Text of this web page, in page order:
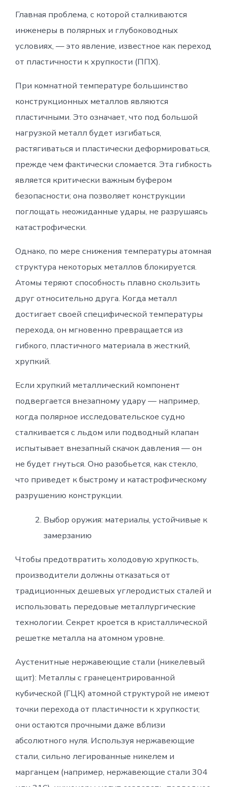
Главная проблема, с которой сталкиваются
инженеры в полярных и глубоководных
условиях, — это явление, известное как переход
от пластичности к хрупкости (ППХ).
При комнатной температуре большинство
конструкционных металлов являются
пластичными. Это означает, что под большой
нагрузкой металл будет изгибаться,
растягиваться и пластически деформироваться,
прежде чем фактически сломается. Эта гибкость
является критически важным буфером
безопасности; она позволяет конструкции
поглощать неожиданные удары, не разрушаясь
катастрофически.
Однако, по мере снижения температуры атомная
структура некоторых металлов блокируется.
Атомы теряют способность плавно скользить
друг относительно друга. Когда металл
достигает своей специфической температуры
перехода, он мгновенно превращается из
гибкого, пластичного материала в жесткий,
хрупкий.
Если хрупкий металлический компонент
подвергается внезапному удару — например,
когда полярное исследовательское судно
сталкивается с льдом или подводный клапан
испытывает внезапный скачок давления — он
не будет гнуться. Оно разобьется, как стекло,
что приведет к быстрому и катастрофическому
разрушению конструкции.
Выбор оружия: материалы, устойчивые к
замерзанию
Чтобы предотвратить холодовую хрупкость,
производители должны отказаться от
традиционных дешевых углеродистых сталей и
использовать передовые металлургические
технологии. Секрет кроется в кристаллической
решетке металла на атомном уровне.
Аустенитные нержавеющие стали (никелевый
щит): Металлы с гранецентрированной
кубической (ГЦК) атомной структурой не имеют
точки перехода от пластичности к хрупкости;
они остаются прочными даже вблизи
абсолютного нуля. Используя нержавеющие
стали, сильно легированные никелем и
марганцем (например, нержавеющие стали 304